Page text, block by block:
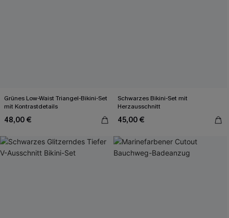
Grünes Low-Waist Triangel-Bikini-Set
mit Kontrastdetails
48,00 €
Schwarzes Bikini-Set mit
Herzausschnitt
45,00 €